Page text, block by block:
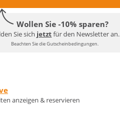
Wollen Sie -10% sparen?
Sie sich jetztfür den Newsletter an.
Beachten Sie die Gutscheinbedingungen.
anzeigen & reservieren